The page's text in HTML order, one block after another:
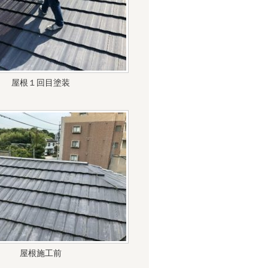
屋根１回目塗装
屋根施工前